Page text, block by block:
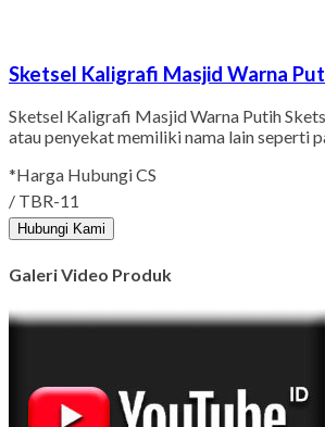
Sketsel Kaligrafi Masjid Warna
Sketsel Kaligrafi Masjid Warna Putih
atau penyekat memiliki nama lain seperti
*Harga Hubungi CS
/ TBR-11
Hubungi Kami
Galeri Video Produk